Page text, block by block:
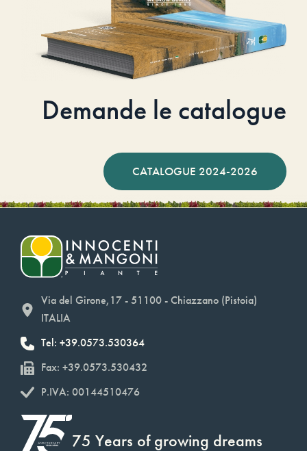
Demande le catalogue
CATALOGUE 2024-2026
Via del Girone,17 - 51100 - Chiazzano (Pistoia)
ITALIA
Tel: +39.0573.530364
Fax: +39.0573.530432
P.IVA: 00144510476
75 Years of growing dreams